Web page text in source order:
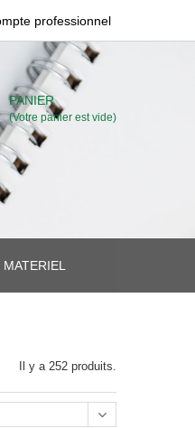
professionnel
PANIER
(Votre panier est vide)
MATERIEL
Il y a 252 produits.